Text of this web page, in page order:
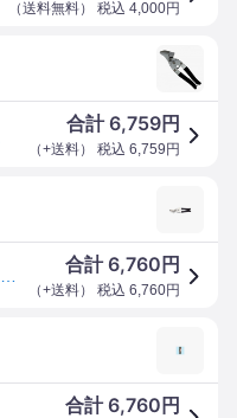
（送料無料） 税込 4,000円
合計6,759円
（+送料） 税込 6,759 円
合計6,760 円
（+送料） 税込 6,760円
合計6,760 円